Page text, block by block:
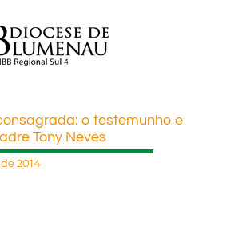
o testemunho e
Tony Neves
2014